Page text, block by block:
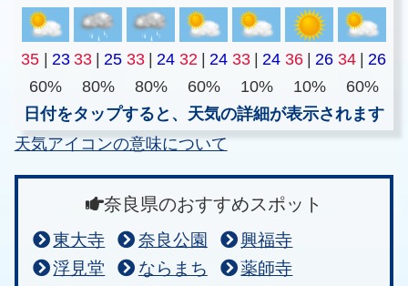
35 | 23 33 | 25 33 | 24 32 | 24 33 | 24 36 | 26 34 | 26
60%
80% 80% 60% 10% 10%
60%
日付をタップすると、天気の詳細が表示されます
天気アイコンの意味について
奈良県のおすすめスポット
東大寺 奈良公園
興福寺
浮見堂
ならまち
薬師寺